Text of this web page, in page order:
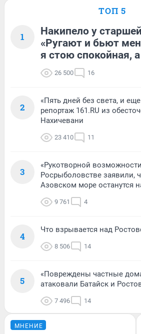
ТОП 5
1
Накипело у
«Ругают и бьют
я стою спокойная,
26 500 16
2
«Пять дней без света, и
репортаж 161.RU из
Нахичевани
23 410 11
3
«Рукотворной
Росрыболовстве заявили,
Азовском море останутся
9 761 4
4
Что взрывается над
8 506 14
5
«Повреждены частные
атаковали Батайск и
7 496 14
МНЕНИЕ